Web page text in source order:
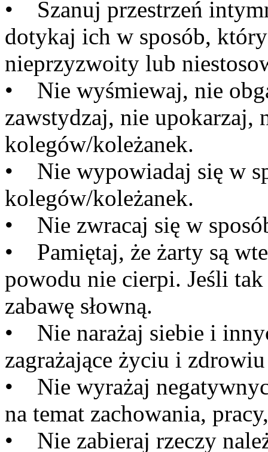
• Szanuj przestrzeń
dotykaj ich w sposób,
nieprzyzwoity lub
• Nie wyśmiewaj, nie
zawstydzaj, nie upokarzaj,
kolegów/koleżanek.
• Nie wypowiadaj się w
kolegów/koleżanek.
• Nie zwracaj się w
• Pamiętaj, że żarty są
powodu nie cierpi. Jeśli
zabawę słowną.
• Nie narażaj siebie i
zagrażające życiu i
• Nie wyrażaj
na temat zachowania,
• Nie zabieraj rzeczy